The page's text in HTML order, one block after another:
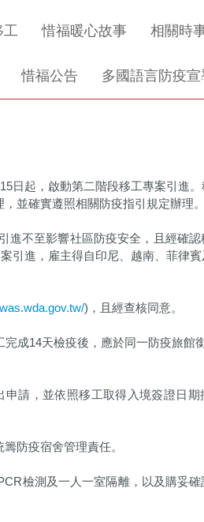
工 惜福暖心故事 相關時
惜福公告 多國語言防疫宣
日起，啟動第二階段移工專案引進。
並確實遵照相關防疫指引規定辦理。
進不至影響社區防疫安全，且經確認
引進，雇主得自印尼、越南、菲律
)，且經查核同意。
成14天檢疫後，應於同一防疫旅館
請，並依照移工取得入境簽證日期
防疫宿舍管理責任。
檢測及一人一室隔離，以及購妥確